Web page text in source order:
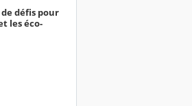
défis pour
les éco-